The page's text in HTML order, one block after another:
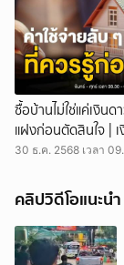
บ่อน้ำหลวงปู่ทวด ใ
ญาติโยม และพระ ที่
ไป ขำไป เพราะใคร
นางสาวกัลยา โหมด
12 ตุลาคมที่ผ่านมา
สาว ระหว่างนั้นแฟน
จักรยานยนต์ และพล
ชายชาวต่างชาติไม่ไ
รถเช่าแล้ว กดติดตา
https://
#CH7HDNEWS ติด
https://linktr.ee/
ซื้อบ้านไม่ใช่แค่เงินด
แฝงก่อนตัดสินใจ |
30 ธ.ค. 2568 เวลา
คลิปวิดีโอแนะนำ